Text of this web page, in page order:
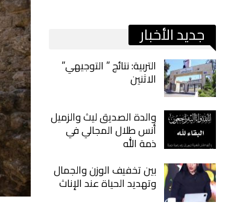
جديد الأخبار
التربية: نتائج ” التوجيهي”
الاثنين
والدة الصديق ليث والزميل
أنس طلال المجالي في
ذمة الله
بين تخفيف الوزن والجمال
وتهديد الحياة عند الإناث